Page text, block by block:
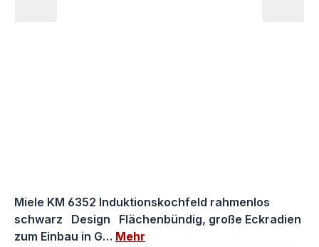
Miele KM 6352 Induktionskochfeld rahmenlos
schwarz Design Flächenbündig, große Eckradien
zum Einbau in G… Mehr